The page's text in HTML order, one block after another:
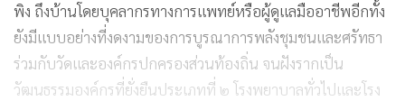
พิง ถึงบ้านโดยบุคลากรทางการแพทย์หรือผู้ดูแลมืออาชีพอีกทั้ง
ยังมีแบบอย่างที่งดงามของการบูรณาการพลังชุมชนและศรัทธา
ร่วมกับวัดและองค์กรปกครองส่วนท้องถิ่น จนฝังรากเป็น
วัฒนธรรมองค์กรที่ยั่งยืนประเภทที่ ๒ โรงพยาบาลทั่วไปและโรง